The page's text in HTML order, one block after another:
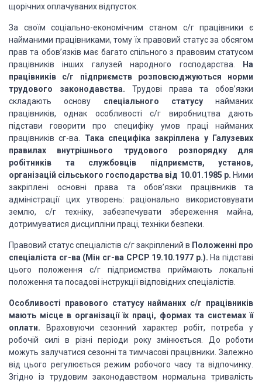
щорічних оплачуваних відпусток.
За своїм соціально-економічним станом с/г працівники є
найманими працівниками, тому їх правовий статус за обсягом
прав та обов’язків має багато спільного з правовим статусом
працівників інших галузей народного господарства.
На
працівників с/г підприємств розповсюджуються норми
трудового законодавства. Трудові права та обов’язки
складають основу спеціального статусунайманих
працівників, однак особливості с/г виробництва дають
підстави говорити про специфіку умов праці найманих
працівників сг-ва. Така специфіка закріплена у Галузевих
правилах внутрішнього трудового розпорядку для
робітників та службовців підприємств, установ,
організацій сільського господарства від 10.01.1985 р. Ними
закріплені основні права та обов’язки працівників та
адміністрації цих утворень: раціонально використовувати
землю, с/г техніку, забезпечувати збереження майна,
дотримуватися дисципліни праці, техніки безпеки.
Правовий статус спеціалістів с/г закріплений в Положенні про
спеціаліста сг-ва (Мін сг-ва СРСР 19.10.1977 р.). На підставі
цього положення с/г підприємства приймають локальні
положення та посадові інструкції відповідних спеціалістів.
Особливості правового статусу найманих с/г працівників
мають місце в організації їх праці, формах та системах її
оплати. Враховуючи сезонний характер робіт, потреба у
робочій силі в різні періоди року змінюється. До роботи
можуть залучатися сезонні та тимчасові працівники. Залежно
від цього регулюється режим робочого часу та відпочинку.
Згідно із трудовим законодавством нормальна тривалість